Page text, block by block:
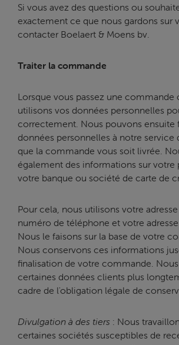
Si vous avez des questions ou
exactement ce que nous gardons sur
contacter Boelaert & Moens bv.
Traiter la commande
Lorsque vous passez une commande
utilisons vos données personnelles
correctement. Nous pouvons ensuite
données personnelles à notre service
que la commande vous soit livrée.
également des informations sur votre
votre banque ou société de carte de
Pour cela, nous utilisons votre
numéro de téléphone et votre
Nous le faisons sur la base de votre
Nous conservons ces informations
finalisation de votre commande.
certaines données clients plus
cadre de l'obligation légale de
Divulgation à des tiers : Nous
certaines sociétés susceptibles de